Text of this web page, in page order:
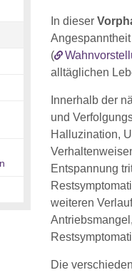
In dieser
(
alltäglichen
Innerhalb der
und
Halluzination,
Entspannung
weiteren
Die